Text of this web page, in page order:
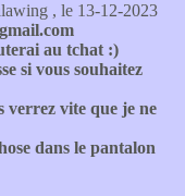
, le 13-12-2023
au tchat :)
si vous souhaitez
verrez vite que je ne
dans le pantalon